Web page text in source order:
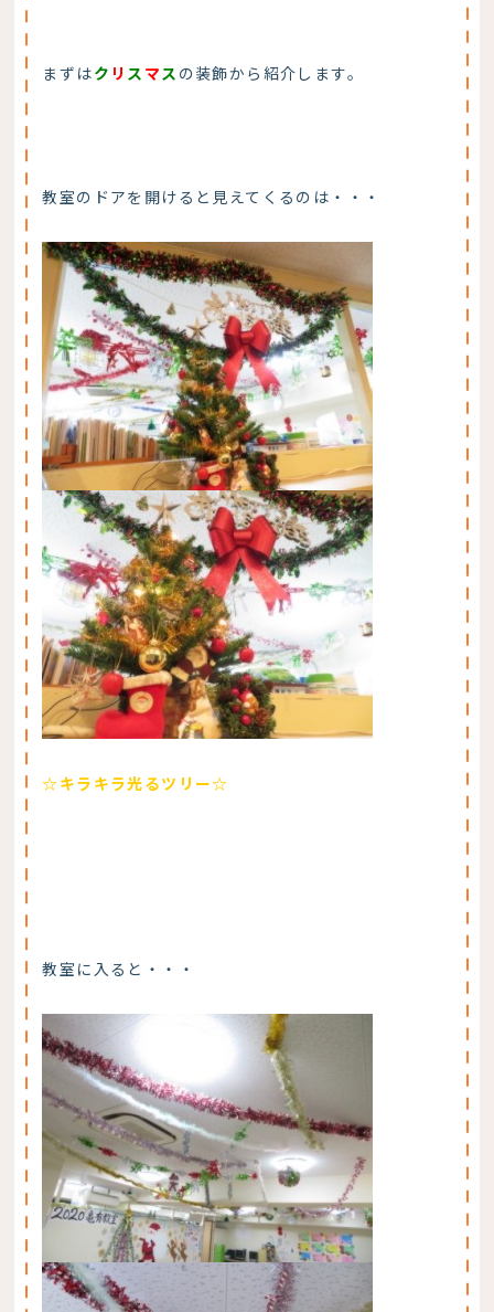
まずはク リ ス マス の装飾から紹介します。
教室のドアを開けると見えてくるのは・・・
☆キラキラ光るツリー☆
教室に入ると・・・